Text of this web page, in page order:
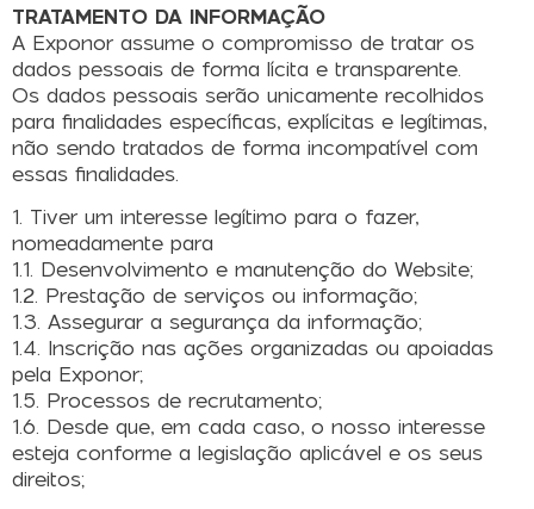
TRATAMENTO DA INFORMAÇÃO
A Exponor assume o compromisso de tratar os
dados pessoais de forma lícita e transparente.
Os dados pessoais serão unicamente recolhidos
para finalidades específicas, explícitas e legítimas,
não sendo tratados de forma incompatível com
essas finalidades.
1. Tiver um interesse legítimo para o fazer,
nomeadamente para
1.1. Desenvolvimento e manutenção do Website;
1.2. Prestação de serviços ou informação;
1.3. Assegurar a segurança da informação;
1.4. Inscrição nas ações organizadas ou apoiadas
pela Exponor;
1.5. Processos de recrutamento;
1.6. Desde que, em cada caso, o nosso interesse
esteja conforme a legislação aplicável e os seus
direitos;